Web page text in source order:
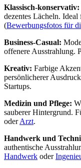
Klassisch-konservativ:
dezentes Lächeln.
(Bewerbungsfotos für
Business-Casual:
offenere Ausstrahlung.
Kreativ: Farbige
persönlicherer
Startups.
Medizin und Pflege:
sauberer Hintergrund.
oderArzt.
Handwerk und
authentische
Handwerk oder